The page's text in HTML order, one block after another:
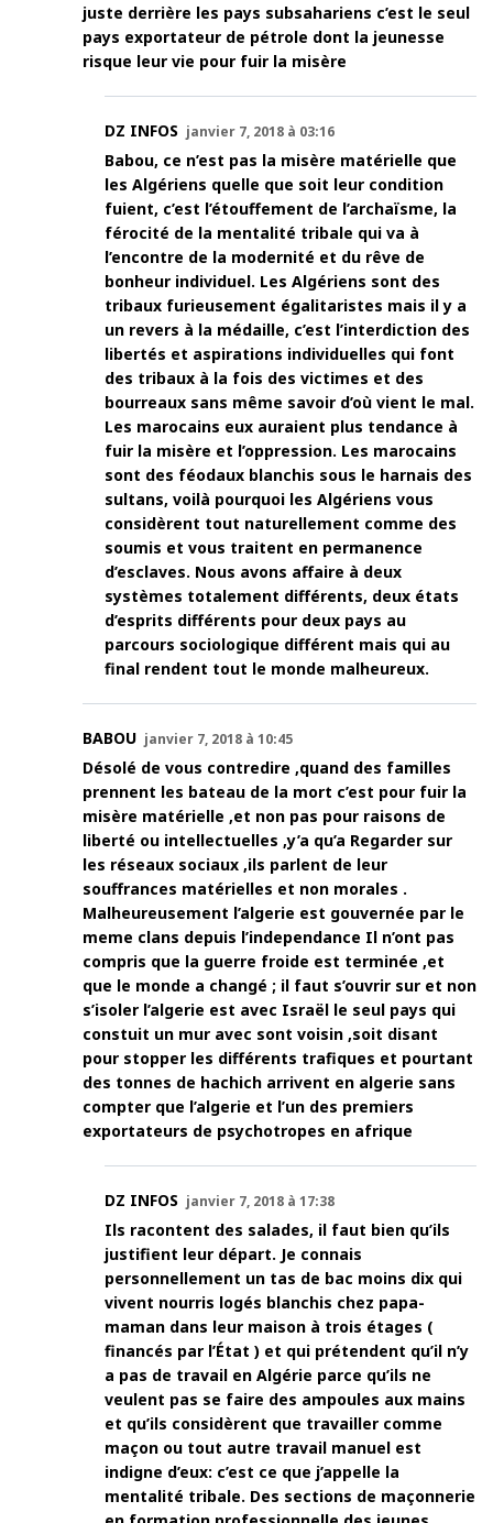
juste derrière les pays subsahariens c’est le seul
pays exportateur de pétrole dont la jeunesse
risque leur vie pour fuir la misère
DZ INFOS janvier 7, 2018 à 03:16
Babou, ce n’est pas la misère matérielle que
les Algériens quelle que soit leur condition
fuient, c’est l’étouffement de l’archaïsme, la
férocité de la mentalité tribale qui va à
l’encontre de la modernité et du rêve de
bonheur individuel. Les Algériens sont des
tribaux furieusement égalitaristes mais il y a
un revers à la médaille, c’est l’interdiction des
libertés et aspirations individuelles qui font
des tribaux à la fois des victimes et des
bourreaux sans même savoir d’où vient le mal.
Les marocains eux auraient plus tendance à
fuir la misère et l’oppression. Les marocains
sont des féodaux blanchis sous le harnais des
sultans, voilà pourquoi les Algériens vous
considèrent tout naturellement comme des
soumis et vous traitent en permanence
d’esclaves. Nous avons affaire à deux
systèmes totalement différents, deux états
d’esprits différents pour deux pays au
parcours sociologique différent mais qui au
final rendent tout le monde malheureux.
BABOU janvier 7, 2018 à 10:45
Désolé de vous contredire ,quand des familles
prennent les bateau de la mort c’est pour fuir la
misère matérielle ,et non pas pour raisons de
liberté ou intellectuelles ,y’a qu’a Regarder sur
les réseaux sociaux ,ils parlent de leur
souffrances matérielles et non morales .
Malheureusement l’algerie est gouvernée par le
meme clans depuis l’independance Il n’ont pas
compris que la guerre froide est terminée ,et
que le monde a changé ; il faut s’ouvrir sur et non
s’isoler l’algerie est avec Israël le seul pays qui
constuit un mur avec sont voisin ,soit disant
pour stopper les différents trafiques et pourtant
des tonnes de hachich arrivent en algerie sans
compter que l’algerie et l’un des premiers
exportateurs de psychotropes en afrique
DZ INFOS janvier 7, 2018 à 17:38
Ils racontent des salades, il faut bien qu’ils
justifient leur départ. Je connais
personnellement un tas de bac moins dix qui
vivent nourris logés blanchis chez papa-
maman dans leur maison à trois étages (
financés par l’État ) et qui prétendent qu’il n’y
a pas de travail en Algérie parce qu’ils ne
veulent pas se faire des ampoules aux mains
et qu’ils considèrent que travailler comme
maçon ou tout autre travail manuel est
indigne d’eux: c’est ce que j’appelle la
mentalité tribale. Des sections de maçonnerie